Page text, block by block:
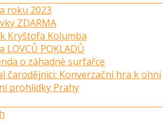
roku 2023
ZDARMA
Kryštofa Kolumba
LOVCŮ POKLADŮ
o záhadné surfařce
čarodějnici: Konverzační hra k ohni
prohlídky Prahy